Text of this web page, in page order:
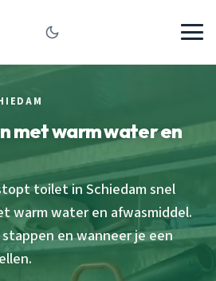
met warm water en
toilet in Schiedam snel
warm water en afwasmiddel.
en wanneer je een